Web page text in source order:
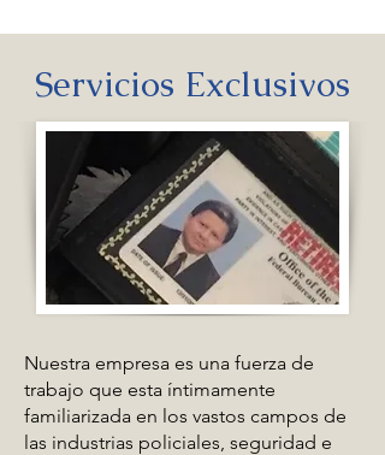
Servicios Exclusivos
Nuestra empresa es una fuerza de
trabajo que esta íntimamente
familiarizada en los vastos campos de
las industrias policiales, seguridad e